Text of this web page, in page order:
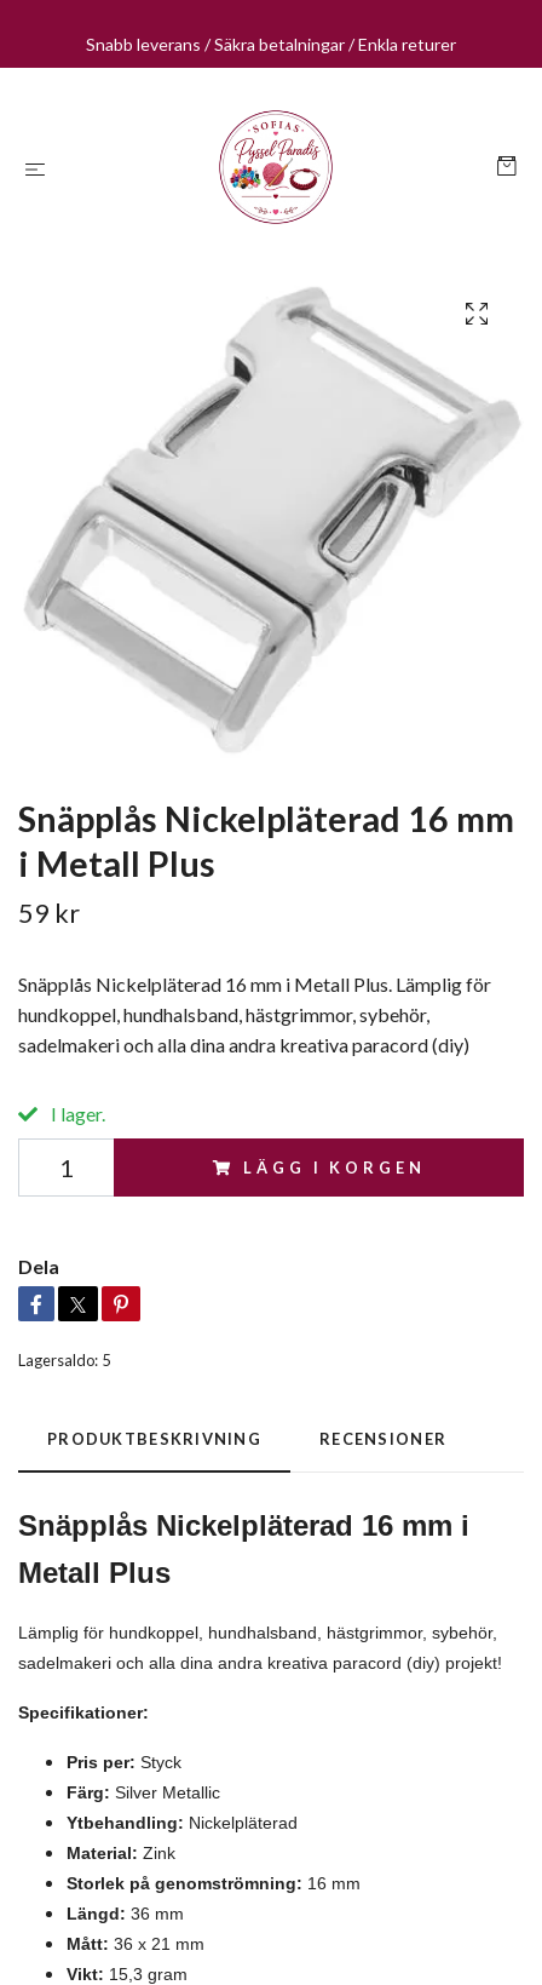
Snabb leverans / Säkra betalningar / Enkla returer
Snäpplås Nickelpläterad 16 mm
i Metall Plus
59 kr
Snäpplås Nickelpläterad 16 mm i Metall Plus. Lämplig för
hundkoppel, hundhalsband, hästgrimmor, sybehör,
sadelmakeri och alla dina andra kreativa paracord (diy)
I lager.
LÄGG I KORGEN
Dela
Lagersaldo: 5
PRODUKTBESKRIVNING RECENSIONER
Snäpplås Nickelpläterad 16 mm i
Metall Plus
Lämplig för hundkoppel, hundhalsband, hästgrimmor, sybehör,
sadelmakeri och alla dina andra kreativa paracord (diy) projekt!
Specifikationer:
Pris per: Styck
Färg: Silver Metallic
Ytbehandling: Nickelpläterad
Material: Zink
Storlek på genomströmning: 16 mm
Längd: 36 mm
Mått: 36 x 21 mm
Vikt: 15,3 gram